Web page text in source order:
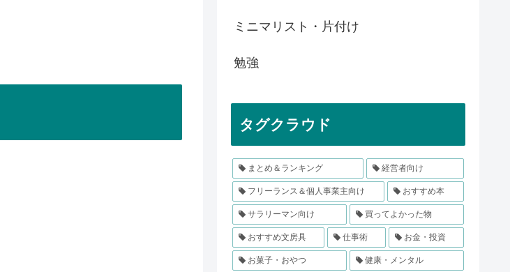
ミニマリスト・片付け
勉強
タグクラウド
まとめ＆ランキング 経営者向け
フリーランス＆個人事業主向け おすすめ本
サラリーマン向け 買ってよかった物
おすすめ文房具 仕事術 お金・投資
お菓子・おやつ 健康・メンタル